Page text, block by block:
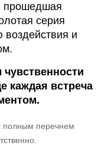
прошедшая
серия
воздействия и
каждая встреча
полным перечнем